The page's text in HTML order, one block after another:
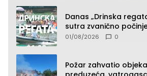
Danas „Drinska
sutra zvanično
01/08/2026 0
Požar zahvatio